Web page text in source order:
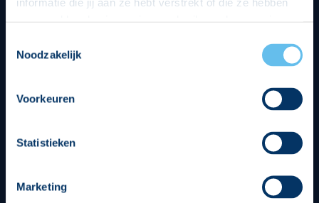
op een veilige en integere wijze. Je kunt je toestemming
beheren op de privacy- en cookieverklaring pagina.
Noodzakelijk
Voorkeuren
Statistieken
Marketing